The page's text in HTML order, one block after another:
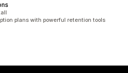
plans with powerful retention tools